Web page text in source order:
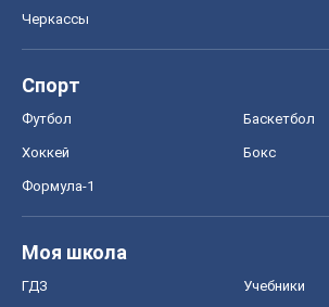
Черкассы
Спорт
Футбол Баскетбол
Хоккей Бокс
Формула-1
Моя школа
ГДЗ Учебники